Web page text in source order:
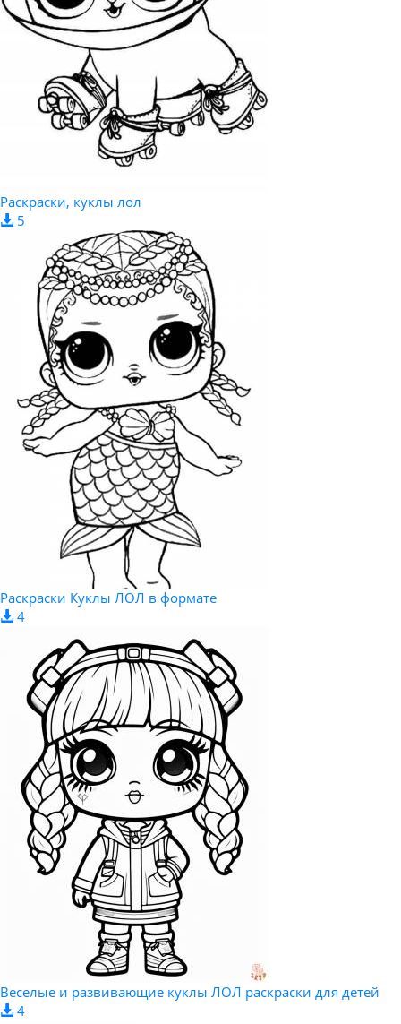
Раскраски, куклы лол
5
Раскраски Куклы ЛОЛ в формате
4
Веселые и развивающие куклы ЛОЛ раскраски для детей
4